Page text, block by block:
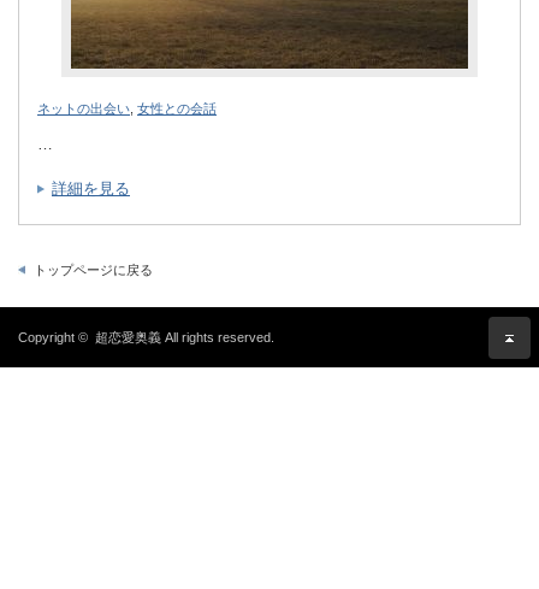
ネットの出会い, 女性との会話
…
詳細を見る
トップページに戻る
Copyright © 超恋愛奥義 All rights reserved.